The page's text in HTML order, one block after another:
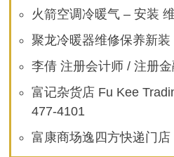
火箭空调冷暖气 – 安装
聚龙冷暖器维修保养新装
李倩 注册会计师 / 注册
富记杂货店 Fu Kee
477-4101
富康商场逸四方快递门店